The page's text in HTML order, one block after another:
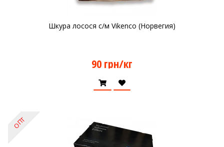
Шкура лосося с/м Vikenco (Норвегия)
90 грн/кг
ОПТ